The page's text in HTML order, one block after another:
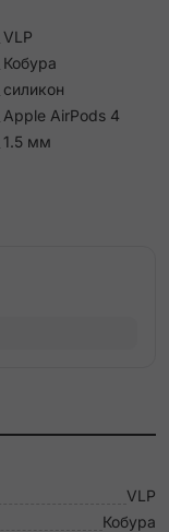
VLP
Кобура
силикон
Apple AirPods 4
1.5 мм
VLP
Кобура